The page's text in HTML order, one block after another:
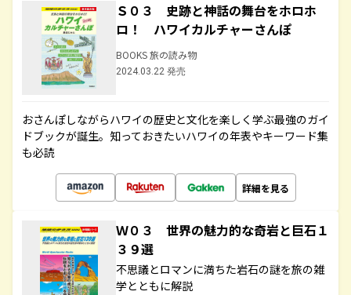
Ｓ０３ 史跡と神話の舞台をホロホ
ロ！ ハワイカルチャーさんぽ
BOOKS 旅の読み物
2024.03.22 発売
おさんぽしながらハワイの歴史と文化を楽しく学ぶ最強のガイ
ドブックが誕生。知っておきたいハワイの年表やキーワード集
も必読
詳細を見る
Ｗ０３ 世界の魅力的な奇岩と巨石１
３９選
不思議とロマンに満ちた岩石の謎を旅の雑
学とともに解説